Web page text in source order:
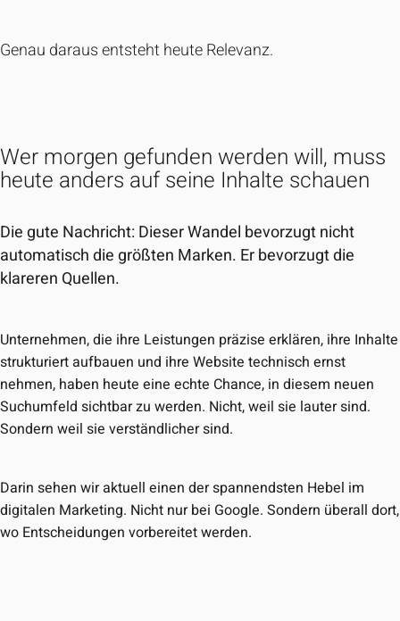
Genau daraus entsteht heute Relevanz.
Wer morgen gefunden werden will, muss
heute anders auf seine Inhalte schauen
Die gute Nachricht: Dieser Wandel bevorzugt nicht
automatisch die größten Marken. Er bevorzugt die
klareren Quellen.
Unternehmen, die ihre Leistungen präzise erklären, ihre Inhalte
strukturiert aufbauen und ihre Website technisch ernst
nehmen, haben heute eine echte Chance, in diesem neuen
Suchumfeld sichtbar zu werden. Nicht, weil sie lauter sind.
Sondern weil sie verständlicher sind.
Darin sehen wir aktuell einen der spannendsten Hebel im
digitalen Marketing. Nicht nur bei Google. Sondern überall dort,
wo Entscheidungen vorbereitet werden.